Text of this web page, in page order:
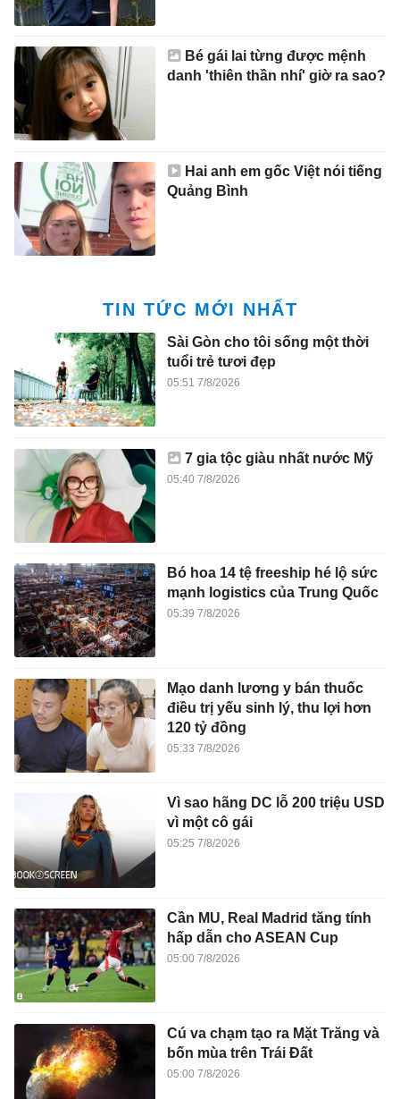
Bé gái lai từng được mệnh
danh 'thiên thần nhí' giờ ra sao?
Hai anh em gốc Việt nói tiếng
Quảng Bình
TIN TỨC MỚI NHẤT
Sài Gòn cho tôi sống một thời
tuổi trẻ tươi đẹp
05:51 7/8/2026
7 gia tộc giàu nhất nước Mỹ
05:40 7/8/2026
Bó hoa 14 tệ freeship hé lộ sức
mạnh logistics của Trung Quốc
05:39 7/8/2026
Mạo danh lương y bán thuốc
điều trị yếu sinh lý, thu lợi hơn
120 tỷ đồng
05:33 7/8/2026
Vì sao hãng DC lỗ 200 triệu USD
vì một cô gái
05:25 7/8/2026
Cần MU, Real Madrid tăng tính
hấp dẫn cho ASEAN Cup
05:00 7/8/2026
Cú va chạm tạo ra Mặt Trăng và
bốn mùa trên Trái Đất
05:00 7/8/2026